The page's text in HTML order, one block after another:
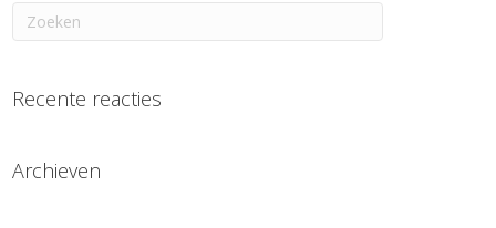
Recente reacties
Archieven